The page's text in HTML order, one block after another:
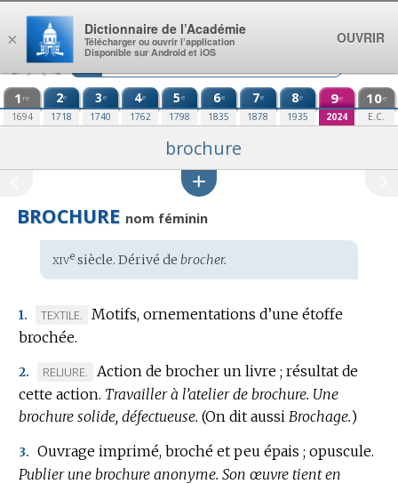
Aller au contenu
1 re
1694
2e
1718
3e
1740
4e
1762
5e
1798
6e
1835
7e
1878
8e
1935
9e
2024
10e
E.C.
brochure
BROCHURE nom féminin
Étymologie
:
xivesiècle. Dérivé de brocher.
1.
MARQUE
DE
TEXTILE.
Motifs, ornementations d’une étoffe
brochée.
2.
MARQUE
DE
DOMAINE
RELIURE.
Action de brocher un livre ; résultat de
cette action. Travailler à l’atelier de brochure. Une
brochure solide, défectueuse. (On dit aussi Brochage.)
3. Ouvrage imprimé, broché et peu épais ; opuscule.
Publier une brochure anonyme. Son œuvre tient en
×
Dictionnaire de l’Académie
Télécharger ou ouvrir l’application
Disponible sur Android et iOS
OUVRIR